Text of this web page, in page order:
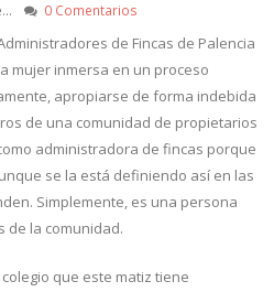
0 Comentarios
de Fincas de Palencia
mujer inmersa en un proceso
apropiarse de forma indebida
de una comunidad de propietarios
administradora de fincas porque
se la está definiendo así en las
Simplemente, es una persona
de la comunidad.
que este matiz tiene